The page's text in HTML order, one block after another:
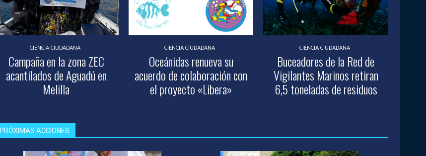
CIENCIA CIUDADANA
Campaña en la zona ZEC
acantilados de Aguadú en
Melilla
CIENCIA CIUDADANA
Oceánidas renueva su
acuerdo de colaboración con
el proyecto «Libera»
CIENCIA CIUDADANA
Buceadores de la Red de
Vigilantes Marinos retiran
6,5 toneladas de residuos
PRÓXIMAS ACCIONES